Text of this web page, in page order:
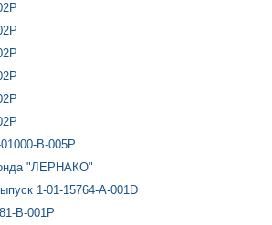
B-005P
"ЛЕРНАКО"
1-01-15764-A-001D
B-001P